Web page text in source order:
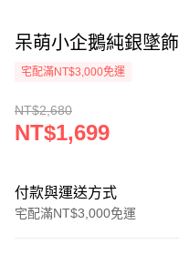
呆萌小企鵝純銀墜飾
宅配滿NT$3,000免運
NT$2,680
NT$1,699
付款與運送方式
宅配滿NT$3,000免運